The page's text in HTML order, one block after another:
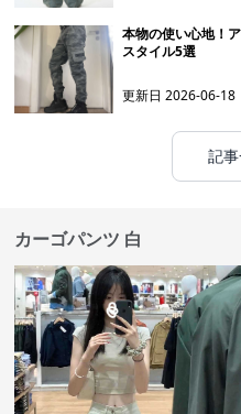
本物の使い心地！
スタイル5選
更新日2026-06-18
記
カーゴパンツ 白